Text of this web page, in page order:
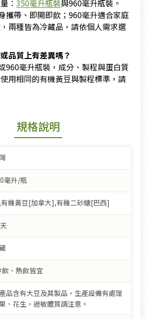
： 350毫升瓶裝與960毫升瓶裝。
攜帶、即開即飲；960毫升適合家庭
兩種皆為冷藏品，請依個人需求選
品質上有差異嗎？
960毫升瓶裝，成分、製程與蛋白質
用相同的有機黃豆與製程標準，請
規格說明
毫升/瓶
機黃豆[加拿大],有機二砂糖[巴西]
飲、熱飲皆宜
品含有大豆及其製品，生產設備有處理
、花生，過敏體質請注意。